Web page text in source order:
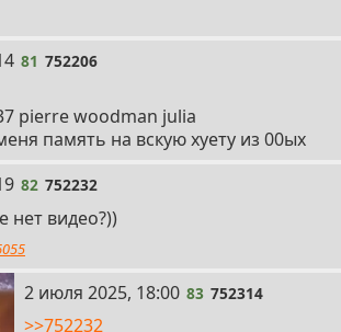
81 752206
pierre woodman julia
память на вскую хуету из 00ых
82 752232
видео?))
83
2 июля 2025, 18:00 83 752314
>>752232